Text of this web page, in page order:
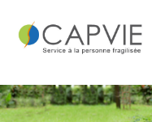
Qui sommes-
nous ?